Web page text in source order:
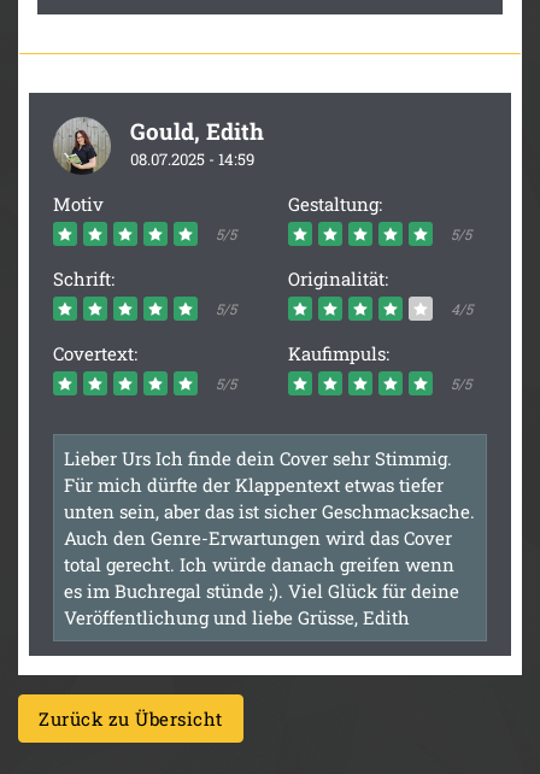
Gould, Edith
08.07.2025 - 14:59
Motiv
5/5
Gestaltung:
5/5
Schrift:
5/5
Originalität:
4/5
Covertext:
5/5
Kaufimpuls:
5/5
Lieber Urs Ich finde dein Cover sehr Stimmig.
Für mich dürfte der Klappentext etwas tiefer
unten sein, aber das ist sicher Geschmacksache.
Auch den Genre-Erwartungen wird das Cover
total gerecht. Ich würde danach greifen wenn
es im Buchregal stünde ;). Viel Glück für deine
Veröffentlichung und liebe Grüsse, Edith
Zurück zu Übersicht